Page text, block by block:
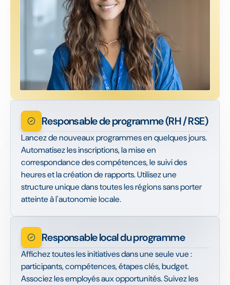
Responsable de programme (RH / RSE)
Lancez de nouveaux programmes en quelques jours.
Automatisez les inscriptions, la mise en
correspondance des compétences, le suivi des
heures et la création de rapports. Utilisez une
structure unique dans toutes les régions sans porter
atteinte à l'autonomie locale.
Responsable local du programme
Affichez toutes les initiatives dans une seule vue :
participants, compétences, étapes clés, budget.
Associez les employés aux opportunités. Suivez les